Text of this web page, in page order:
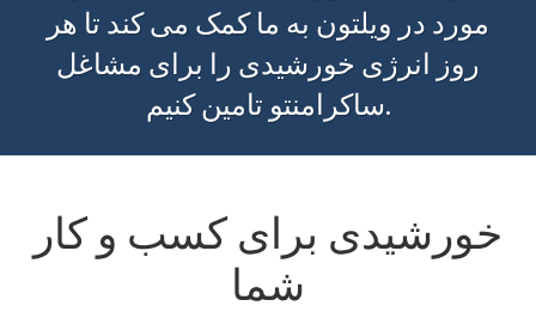
مورد در ویلتون به ما کمک می کند تا هر
روز انرژی خورشیدی را برای مشاغل
ساکرامنتو تامین کنیم.
خورشیدی برای کسب و کار
شما